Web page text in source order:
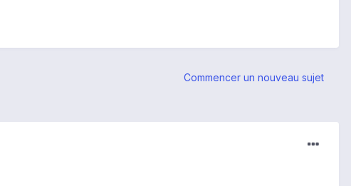
Commencer un nouveau sujet